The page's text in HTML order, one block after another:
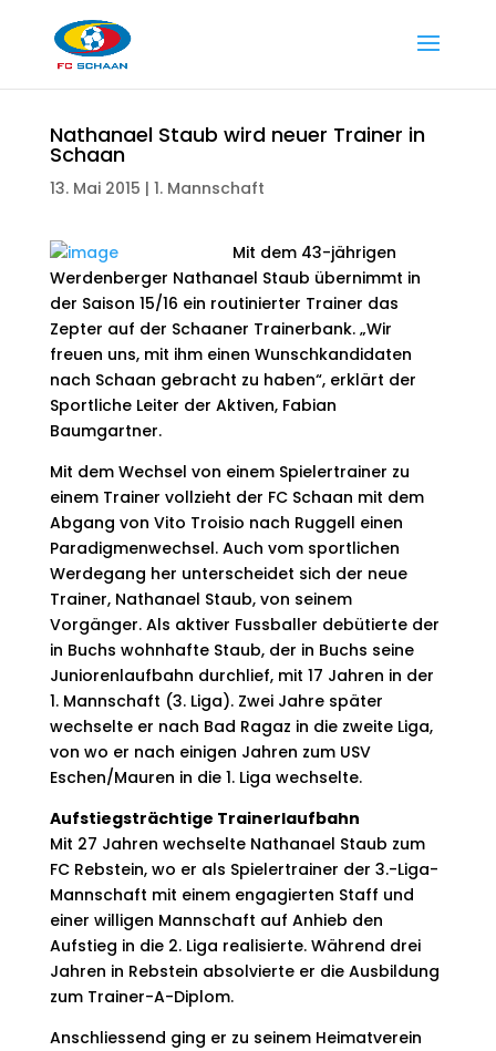
Nathanael Staub wird neuer Trainer in
Schaan
13. Mai 2015 | 1. Mannschaft
Mit dem 43-jährigen
Werdenberger Nathanael Staub übernimmt in
der Saison 15/16 ein routinierter Trainer das
Zepter auf der Schaaner Trainerbank. „Wir
freuen uns, mit ihm einen Wunschkandidaten
nach Schaan gebracht zu haben“, erklärt der
Sportliche Leiter der Aktiven, Fabian
Baumgartner.
Mit dem Wechsel von einem Spielertrainer zu
einem Trainer vollzieht der FC Schaan mit dem
Abgang von Vito Troisio nach Ruggell einen
Paradigmenwechsel. Auch vom sportlichen
Werdegang her unterscheidet sich der neue
Trainer, Nathanael Staub, von seinem
Vorgänger. Als aktiver Fussballer debütierte der
in Buchs wohnhafte Staub, der in Buchs seine
Juniorenlaufbahn durchlief, mit 17 Jahren in der
1. Mannschaft (3. Liga). Zwei Jahre später
wechselte er nach Bad Ragaz in die zweite Liga,
von wo er nach einigen Jahren zum USV
Eschen/Mauren in die 1. Liga wechselte.
Aufstiegsträchtige Trainerlaufbahn
Mit 27 Jahren wechselte Nathanael Staub zum
FC Rebstein, wo er als Spielertrainer der 3.-Liga-
Mannschaft mit einem engagierten Staff und
einer willigen Mannschaft auf Anhieb den
Aufstieg in die 2. Liga realisierte. Während drei
Jahren in Rebstein absolvierte er die Ausbildung
zum Trainer-A-Diplom.
Anschliessend ging er zu seinem Heimatverein